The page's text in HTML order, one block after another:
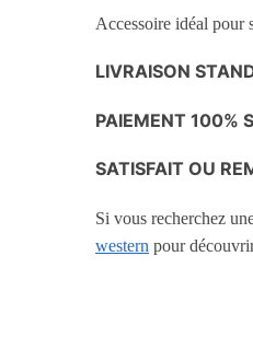
Accessoire idéal pour
LIVRAISON
PAIEMENT 100%
SATISFAIT OU
Si vous recherchez
western pour